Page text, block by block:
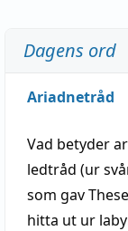
Dagens ord
Ariadnetråd
Vad betyder
ledtråd (ur
som gav
hitta ut ur